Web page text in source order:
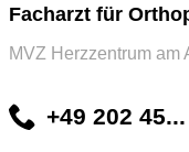
Facharzt für
MVZ Herzzentrum am
+49 202 45...